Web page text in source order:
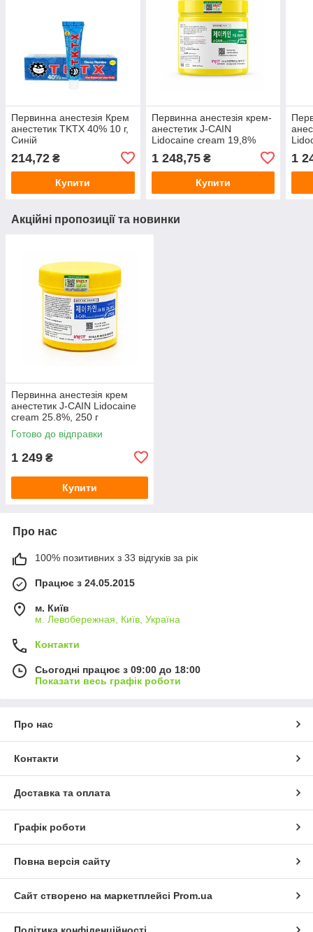
Первинна анестезія Крем
анестетик TKTX 40% 10 г,
Синій
214,72 ₴
Купити
Первинна анестезія крем-
анестетик J-CAIN
Lidocaine cream 19,8%
1 248,75₴
Купити
1
Акційні пропозиції та новинки
Первинна анестезія крем
анестетик J-CAIN Lidocaine
cream 25.8%, 250 г
Готово до відправки
1 249 ₴
Купити
Про нас
100% позитивних з 33 відгуків за рік
Працює з 24.05.2015
м. Київ
м. Левобережная, Київ, Україна
Контакти
Сьогодні працює з 09:00 до 18:00
Показати весь графік роботи
Про нас
Контакти
Доставка та оплата
Графік роботи
Повна версія сайту
Сайт створено на маркетплейсі Prom.ua